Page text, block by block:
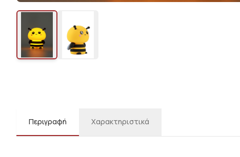
Περιγραφή Χαρακτηριστικά